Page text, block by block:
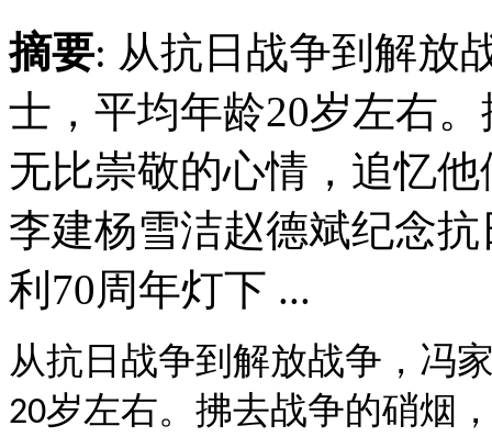
摘要: 从抗日战争到解放
士，平均年龄20岁左右
无比崇敬的心情，追忆
李建杨雪洁赵德斌纪念
利70周年灯下 ...
从抗日战争到解放战争，冯
20岁左右。拂去战争的硝烟